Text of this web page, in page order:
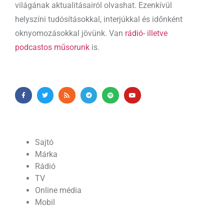
világának aktualitásairól olvashat. Ezenkívül
helyszíni tudósításokkal, interjúkkal és időnként
oknyomozásokkal jövünk. Van rádió- illetve
podcastos műsorunk is.
Sajtó
Márka
Rádió
TV
Online média
Mobil